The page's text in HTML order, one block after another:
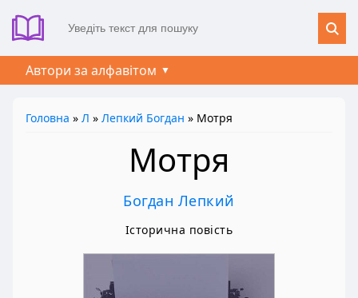
Автори за алфавітом
Головна » Л » Лепкий Богдан » Мотря
Мотря
Богдан Лепкий
Історична повість